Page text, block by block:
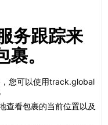
务跟踪来
。
您可以使用track.global
查看包裹的当前位置以及